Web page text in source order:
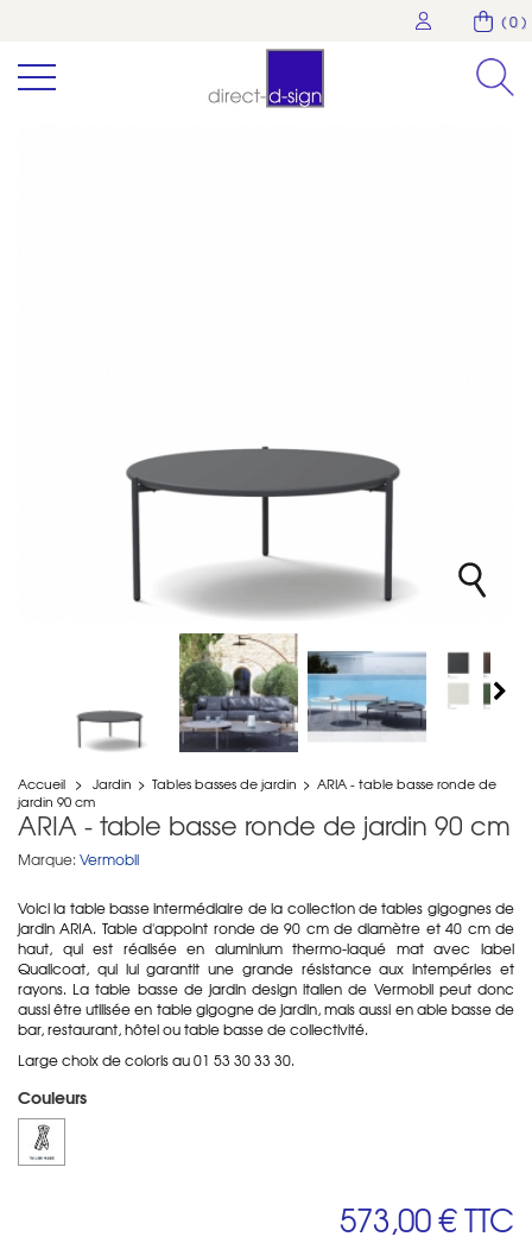
( 0 )
Accueil > Jardin > Tables basses de jardin > ARIA - table basse ronde de
jardin 90 cm
ARIA - table basse ronde de jardin 90 cm
Marque: Vermobil
Voici la table basse intermédiaire de la collection de tables gigognes de
jardin ARIA. Table d'appoint ronde de 90 cm de diamètre et 40 cm de
haut, qui est réalisée en aluminium thermo-laqué mat avec label
Qualicoat, qui lui garantit une grande résistance aux intempéries et
rayons. La table basse de jardin design italien de Vermobil peut donc
aussi être utilisée en table gigogne de jardin, mais aussi en able basse de
bar, restaurant, hôtel ou table basse de collectivité.
Large choix de coloris au 01 53 30 33 30.
Couleurs
573,00 €TTC